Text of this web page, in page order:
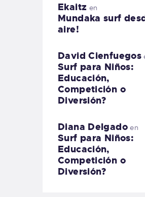
Ekaitz en
Mundaka surf
aire!
David Cienfuegos
Surf para Niños:
Educación,
Competición o
Diversión?
Diana Delgadoen
Surf para Niños:
Educación,
Competición o
Diversión?